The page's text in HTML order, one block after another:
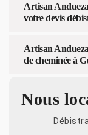
Artisan
votre devis
Artisan
de cheminée à
Nous